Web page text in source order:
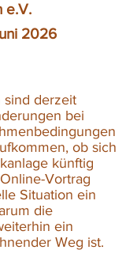
e.V.
2026
sind derzeit
bei
ob sich
künftig
Vortrag
Situation ein
die
ein
Weg ist.